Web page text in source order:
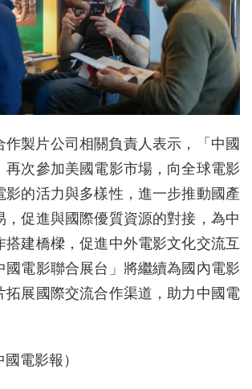
作製片公司相關負責人表示，「中國
再次參加美國電影市場，向全球電影
影的活力與多樣性，進一步推動國產
，促進與國際優質資源的對接，為中
搭建橋樑，促進中外電影文化交流互
國電影聯合展台」將繼續為國內電影
拓展國際交流合作渠道，助力中國電
國電影報）